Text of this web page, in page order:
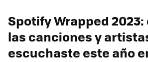
Spotify Wrapped
las canciones y
escuchaste este año